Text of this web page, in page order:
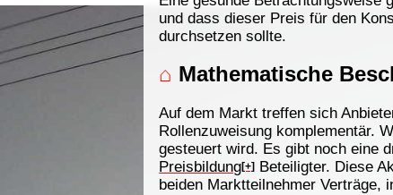
und dass dieser Preis für den
durchsetzen sollte.
⌂ Mathematische
Auf dem Markt treffen sich
Rollenzuweisung komplementär.
gesteuert wird. Es gibt noch eine
Preisbildung[+] Beteiligter. Diese
beiden Marktteilnehmer Verträge,